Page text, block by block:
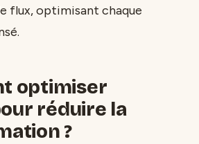
flux, optimisant chaque
optimiser
réduire la
?